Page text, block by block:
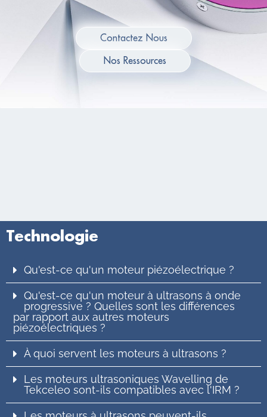
Contactez Nous
Nos Ressources
Technologie
Qu'est-ce qu'un moteur piézoélectrique ?
Qu'est-ce qu'un moteur à ultrasons à onde
progressive ? Quelles sont les différences
par rapport aux autres moteurs
piézoélectriques ?
À quoi servent les moteurs à ultrasons ?
Les moteurs ultrasoniques Wavelling de
Tekceleo sont-ils compatibles avec l'IRM ?